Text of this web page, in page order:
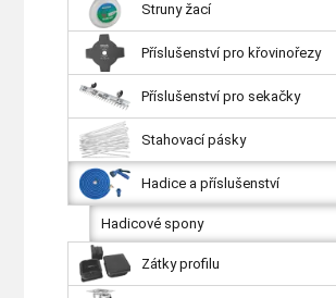
Struny žací
Příslušenství pro křovinořezy
Příslušenství pro sekačky
Stahovací pásky
Hadice a příslušenství
Hadicové spony
Zátky profilu